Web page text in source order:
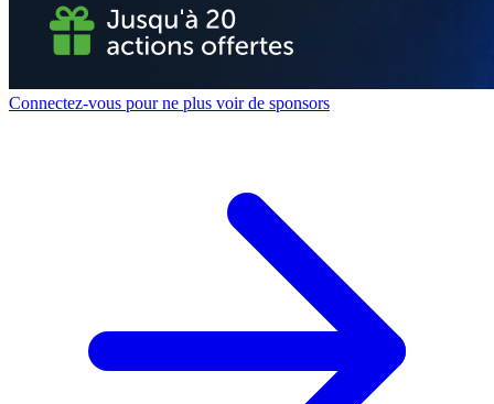
Connectez-vous pour ne plus voir de sponsors